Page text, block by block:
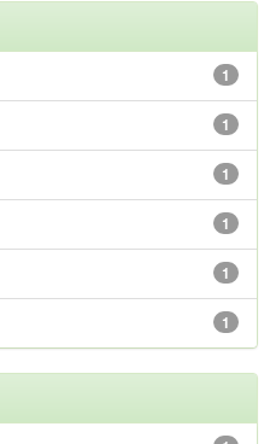
1
1
1
1
1
1